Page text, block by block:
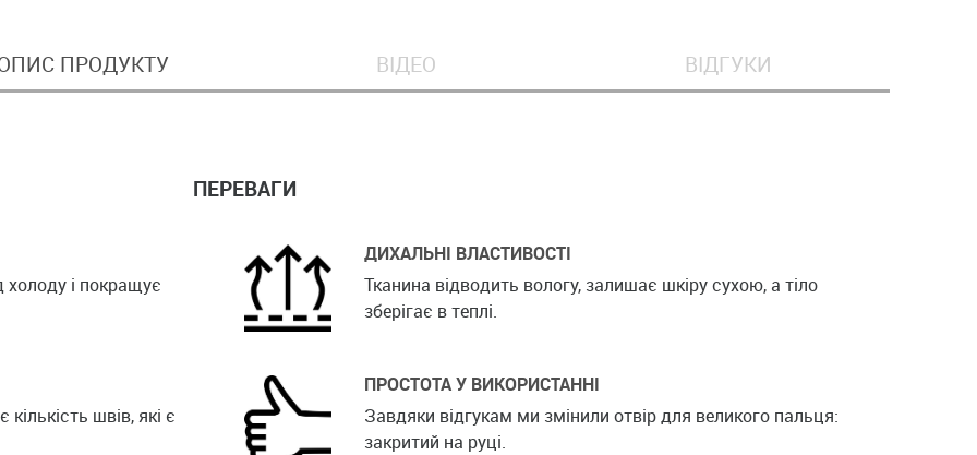
ПРОДУКТУ ВІДЕО ВІДГУКИ
ПЕРЕВАГИ
і покращує
ДИХАЛЬНІ ВЛАСТИВОСТІ
Тканина відводить вологу, залишає шкіру сухою, а тіло
зберігає в теплі.
швів, які є
ПРОСТОТА У ВИКОРИСТАННІ
Завдяки відгукам ми змінили отвір для великого пальця:
закритий на руці.